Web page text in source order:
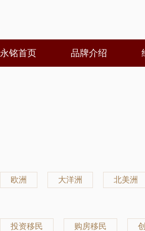
永铭首页 品牌介绍
欧洲 大洋洲 北美洲
投资移民 购房移民